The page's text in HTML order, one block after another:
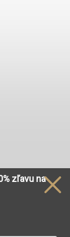
pohodlné
webu
zľavu na